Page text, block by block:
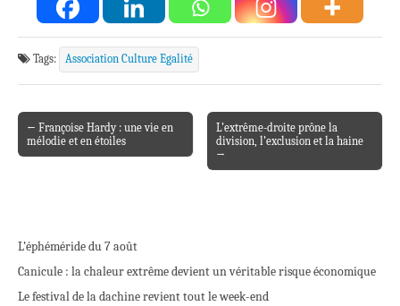
Tags: Association Culture Egalité
Post navigation
← Françoise Hardy : une vie en
mélodie et en étoiles
L’extrême-droite prône la
division, l’exclusion et la haine
→
L’éphéméride du 7 août
Canicule : la chaleur extrême devient un véritable risque économique
Le festival de la dachine revient tout le week-end